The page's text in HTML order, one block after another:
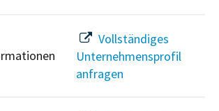
Vollständiges
Unternehmensprofil
anfragen